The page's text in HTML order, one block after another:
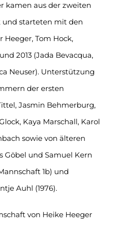
kamen aus der zweiten
und starteten mit den
Heeger, Tom Hock,
2013 (Jada Bevacqua,
Neuser). Unterstützung
der ersten
Jasmin Behmerburg,
Kaya Marschall, Karol
sowie von älteren
Göbel und Samuel Kern
1b) und
Auhl (1976).
von Heike Heeger